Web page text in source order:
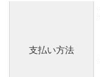
支払い方法